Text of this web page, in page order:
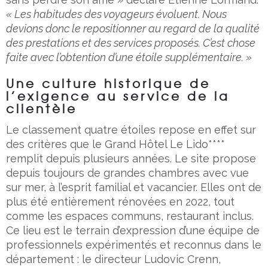
« Les habitudes des voyageurs évoluent. Nous
devions donc le repositionner au regard de la qualité
des prestations et des services proposés. C’est chose
faite avec l’obtention d’une étoile supplémentaire. »
Une culture historique de
l’exigence au service de la
clientèle
Le classement quatre étoiles repose en effet sur
des critères que le Grand Hôtel Le Lido****
remplit depuis plusieurs années. Le site propose
depuis toujours de grandes chambres avec vue
sur mer, à l’esprit familial et vacancier. Elles ont de
plus été entièrement rénovées en 2022, tout
comme les espaces communs, restaurant inclus.
Ce lieu est le terrain d’expression d’une équipe de
professionnels expérimentés et reconnus dans le
département : le directeur Ludovic Crenn,